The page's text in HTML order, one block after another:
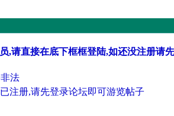
,请直接在底下框框登陆,如还没注册请
法
注册,请先登录论坛即可游览帖子